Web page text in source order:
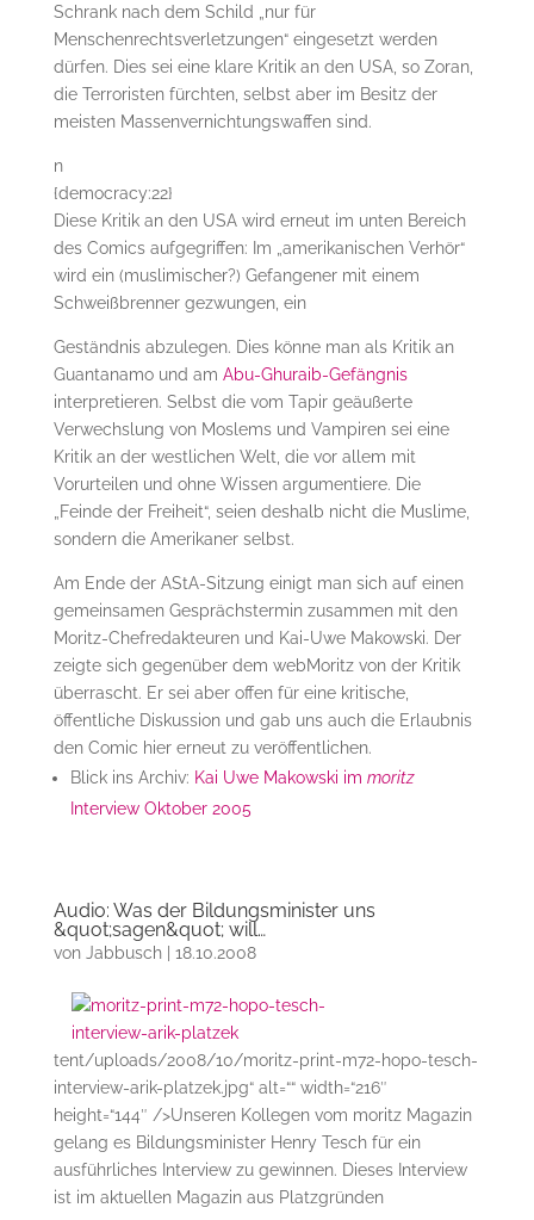
Schrank nach dem Schild „nur für
Menschenrechtsverletzungen“ eingesetzt werden
dürfen. Dies sei eine klare Kritik an den USA, so Zoran,
die Terroristen fürchten, selbst aber im Besitz der
meisten Massenvernichtungswaffen sind.
n
{democracy:22}
Diese Kritik an den USA wird erneut im unten Bereich
des Comics aufgegriffen: Im „amerikanischen Verhör“
wird ein (muslimischer?) Gefangener mit einem
Schweißbrenner gezwungen, ein
Geständnis abzulegen. Dies könne man als Kritik an
Guantanamo und am Abu-Ghuraib-Gefängnis
interpretieren. Selbst die vom Tapir geäußerte
Verwechslung von Moslems und Vampiren sei eine
Kritik an der westlichen Welt, die vor allem mit
Vorurteilen und ohne Wissen argumentiere. Die
„Feinde der Freiheit“, seien deshalb nicht die Muslime,
sondern die Amerikaner selbst.
Am Ende der AStA-Sitzung einigt man sich auf einen
gemeinsamen Gesprächstermin zusammen mit den
Moritz-Chefredakteuren und Kai-Uwe Makowski. Der
zeigte sich gegenüber dem webMoritz von der Kritik
überrascht. Er sei aber offen für eine kritische,
öffentliche Diskussion und gab uns auch die Erlaubnis
den Comic hier erneut zu veröffentlichen.
Blick ins Archiv: Kai Uwe Makowski im moritz
Interview Oktober 2005
Audio: Was der Bildungsminister uns
&quot;sagen&quot; will…
von Jabbusch| 18.10.2008
tent/uploads/2008/10/moritz-print-m72-hopo-tesch-
interview-arik-platzek.jpg“ alt=““ width=“216″
height=“144″ />Unseren Kollegen vom moritz Magazin
gelang es Bildungsminister Henry Tesch für ein
ausführliches Interview zu gewinnen. Dieses Interview
ist im aktuellen Magazin aus Platzgründen